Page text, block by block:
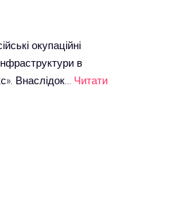
окупаційні
в
Внаслідок… Читати